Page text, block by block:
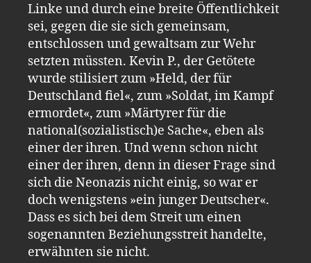
Linke und durch eine breite Öffentlichkeit
sei, gegen die sie sich gemeinsam,
entschlossen und gewaltsam zur Wehr
setzten müssten. Kevin P., der Getötete
wurde stilisiert zum »Held, der für
Deutschland fiel«, zum »Soldat, im Kampf
ermordet«, zum »Märtyrer für die
national(sozialistisch)e Sache«, eben als
einer der ihren. Und wenn schon nicht
einer der ihren, denn in dieser Frage sind
sich die Neonazis nicht einig, so war er
doch wenigstens »ein junger Deutscher«.
Dass es sich bei dem Streit um einen
sogenannten Beziehungsstreit handelte,
erwähnten sie nicht.